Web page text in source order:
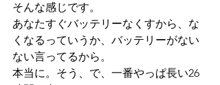
そんな感じです。
あなたすぐバッテリーなくすから、な
くなるっていうか、バッテリーがない
ない言ってるから。
本当に。そう、で、一番やっぱ長い26